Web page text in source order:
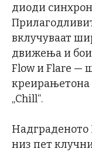
диоди
вклучуваат
движења и бои
Flow и Flare —
креирањетона
„Chill“.
Надграденото
низ пет